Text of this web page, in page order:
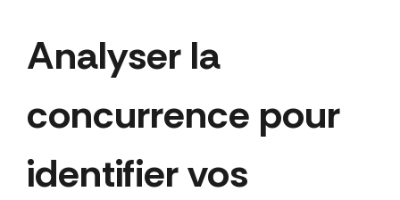
Analyser la
concurrence pour
identifier vos